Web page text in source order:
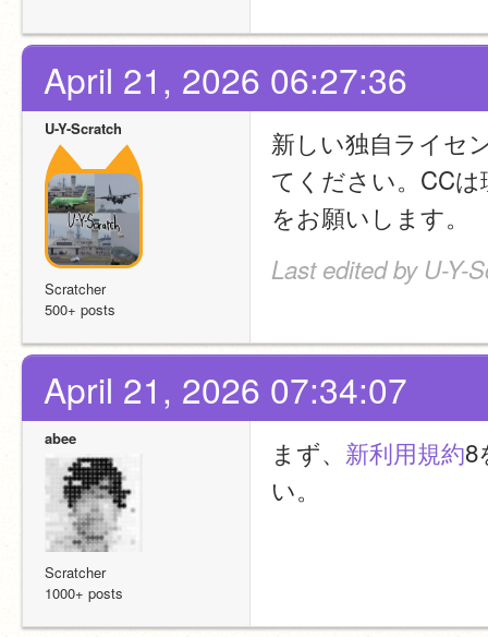
April 21, 2026 06:27:36
U-Y-Scratch
Scratcher
500+ posts
新しい独自ライセ
てください。CC
をお願いします。
Last edited by U-Y-
April 21, 2026 07:34:07
abee
Scratcher
1000+ posts
まず、 新利用規約8
い。